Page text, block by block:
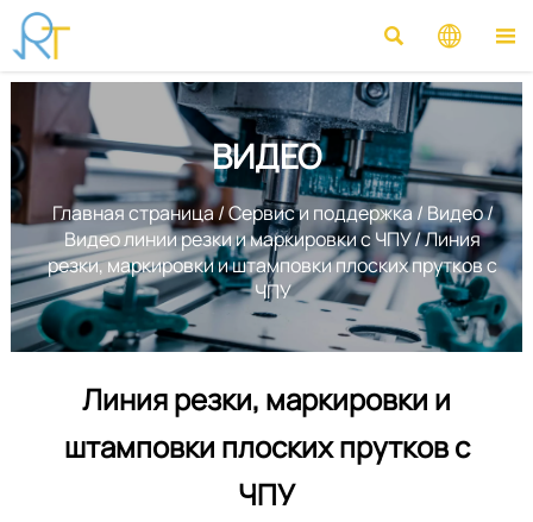
  
ВИДЕО
Главная страница/Сервис и поддержка/Видео/
Видео линии резки и маркировки с ЧПУ/Линия
резки, маркировки и штамповки плоских прутков с
ЧПУ
Линия резки, маркировки и
штамповки плоских прутков с
ЧПУ